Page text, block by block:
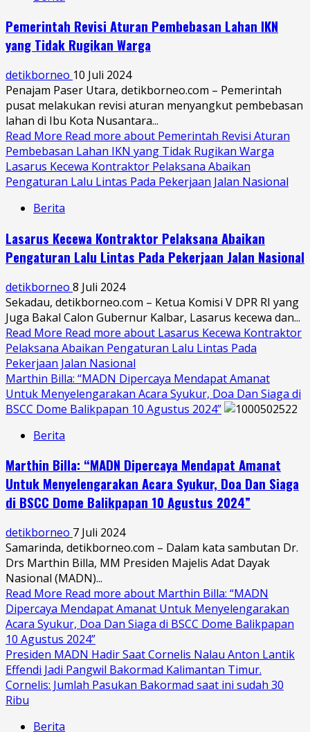
Pemerintah Revisi Aturan Pembebasan Lahan IKN
yang Tidak Rugikan Warga
detikborneo 10 Juli 2024
Penajam Paser Utara, detikborneo.com – Pemerintah
pusat melakukan revisi aturan menyangkut pembebasan
lahan di Ibu Kota Nusantara...
Read More Read more about Pemerintah Revisi Aturan
Pembebasan Lahan IKN yang Tidak Rugikan Warga
Lasarus Kecewa Kontraktor Pelaksana Abaikan
Pengaturan Lalu Lintas Pada Pekerjaan Jalan Nasional
Berita
Lasarus Kecewa Kontraktor Pelaksana Abaikan
Pengaturan Lalu Lintas Pada Pekerjaan Jalan Nasional
detikborneo 8 Juli 2024
Sekadau, detikborneo.com – Ketua Komisi V DPR RI yang
Juga Bakal Calon Gubernur Kalbar, Lasarus kecewa dan...
Read More Read more about Lasarus Kecewa Kontraktor
Pelaksana Abaikan Pengaturan Lalu Lintas Pada
Pekerjaan Jalan Nasional
Marthin Billa: “MADN Dipercaya Mendapat Amanat
Untuk Menyelengarakan Acara Syukur, Doa Dan Siaga di
BSCC Dome Balikpapan 10 Agustus 2024”
Berita
Marthin Billa: “MADN Dipercaya Mendapat Amanat
Untuk Menyelengarakan Acara Syukur, Doa Dan Siaga
di BSCC Dome Balikpapan 10 Agustus 2024”
detikborneo 7 Juli 2024
Samarinda, detikborneo.com – Dalam kata sambutan Dr.
Drs Marthin Billa, MM Presiden Majelis Adat Dayak
Nasional (MADN)...
Read More Read more about Marthin Billa: “MADN
Dipercaya Mendapat Amanat Untuk Menyelengarakan
Acara Syukur, Doa Dan Siaga di BSCC Dome Balikpapan
10 Agustus 2024”
Presiden MADN Hadir Saat Cornelis Nalau Anton Lantik
Effendi Jadi Pangwil Bakormad Kalimantan Timur.
Cornelis: Jumlah Pasukan Bakormad saat ini sudah 30
Ribu
Berita